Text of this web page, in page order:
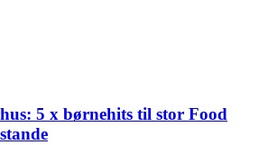
5 x børnehits til stor Food